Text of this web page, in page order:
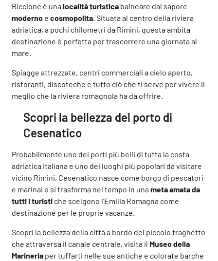
Riccione è unalocalità turistica balneare dal sapore
moderno e cosmopolita. Situata al centro della riviera
adriatica, a pochi chilometri da Rimini, questa ambita
destinazione è perfetta per trascorrere una giornata al
mare.
Spiagge attrezzate, centri commerciali a cielo aperto,
ristoranti, discoteche e tutto ciò che ti serve per vivere il
meglio che la riviera romagnola ha da offrire.
Scopri la bellezza del porto di
Cesenatico
Probabilmente uno dei porti più belli di tutta la costa
adriatica italiana e uno dei luoghi più popolari da visitare
vicino Rimini, Cesenatico nasce come borgo di pescatori
e marinai e si trasforma nel tempo in unameta amata da
tutti i turisti che scelgono l’Emilia Romagna come
destinazione per le proprie vacanze.
Scopri la bellezza della città a bordo del piccolo traghetto
che attraversa il canale centrale, visita il Museo della
Marineria per tuffarti nelle sue antiche e colorate barche